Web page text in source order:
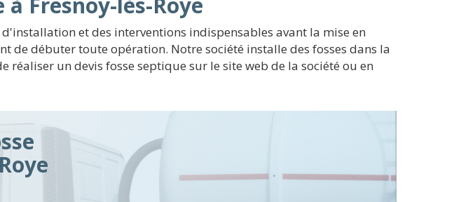
et des interventions indispensables avant la mise en
de débuter toute opération. Notre société installe des fosses dans la
un devis fosse septique sur le site web de la société ou en